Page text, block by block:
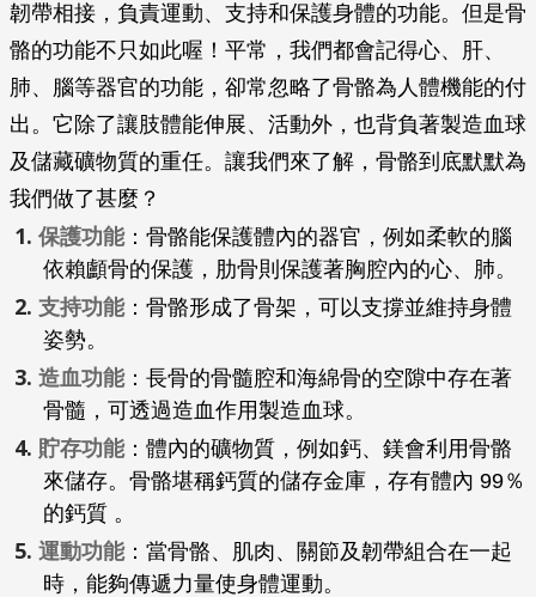
韌帶相接，負責運動、支持和保護身體的功能。但是骨
骼的功能不只如此喔！平常，我們都會記得心、肝、
肺、腦等器官的功能，卻常忽略了骨骼為人體機能的付
出。它除了讓肢體能伸展、活動外，也背負著製造血球
及儲藏礦物質的重任。讓我們來了解，骨骼到底默默為
我們做了甚麼？
保護功能：骨骼能保護體內的器官，例如柔軟的腦
依賴顱骨的保護，肋骨則保護著胸腔內的心、肺。
支持功能：骨骼形成了骨架，可以支撐並維持身體
姿勢。
造血功能：長骨的骨髓腔和海綿骨的空隙中存在著
骨髓，可透過造血作用製造血球。
貯存功能：體內的礦物質，例如鈣、鎂會利用骨骼
來儲存。骨骼堪稱鈣質的儲存金庫，存有體內 99％
的鈣質 。
運動功能：當骨骼、肌肉、關節及韌帶組合在一起
時，能夠傳遞力量使身體運動。